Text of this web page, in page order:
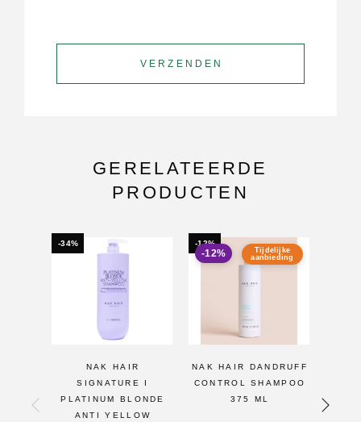
GERELATEERDE
PRODUCTEN
-34%
NAK HAIR
SIGNATURE I
PLATINUM BLONDE
ANTI YELLOW
-12%
Tijdelijke
aanbieding
-12%
NAK HAIR DANDRUFF
CONTROL SHAMPOO
375 ML